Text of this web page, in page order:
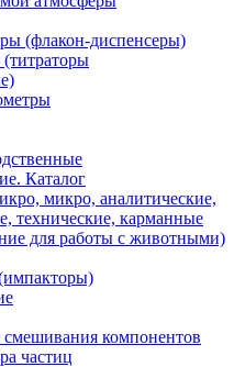
(флакон-диспенсеры)
Каталог
микро, аналитические,
технические, карманные
для работы с животными)
компонентов
частиц